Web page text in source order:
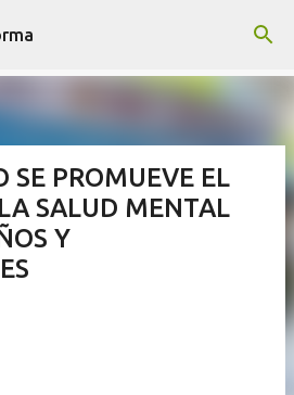
principal
SE PROMUEVE EL
SALUD MENTAL
Y